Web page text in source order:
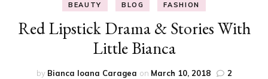
BEAUTY BLOG FASHION
Red Lipstick Drama & Stories With
Little Bianca
by Bianca Ioana Caragea on March 10, 2018
2